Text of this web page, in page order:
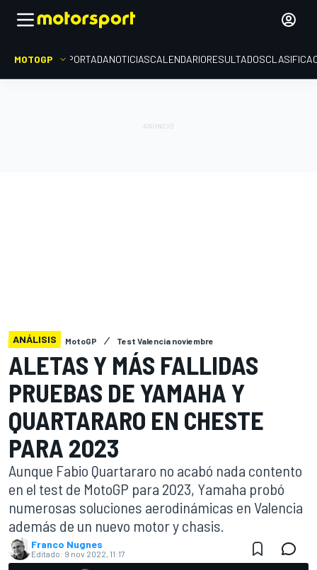
MOTOGP PORTADANOTICIASCALENDARIORESULTADOS
ANÁLISIS MotoGP Test Valencia noviembre
ALETAS Y MÁS FALLIDAS
PRUEBAS DE YAMAHA Y
QUARTARARO EN CHESTE
PARA 2023
Aunque Fabio Quartararo no acabó nada contento
en el test de MotoGP para 2023, Yamaha probó
numerosas soluciones aerodinámicas en Valencia
además de un nuevo motor y chasis.
Franco Nugnes
Editado: 9 nov 2022, 11:17